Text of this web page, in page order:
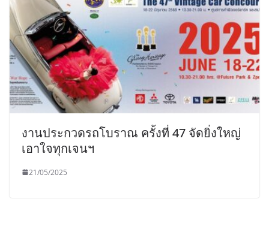
งานประกวดรถโบราณ ครั้งที่ 47 จัดยิ่งใหญ่
เอาใจทุกเจนฯ
21/05/2025